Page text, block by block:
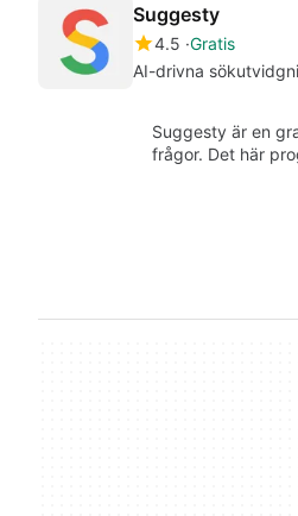
Suggesty
4.5 Gratis
AI-drivna
Suggesty är en
frågor. Det här